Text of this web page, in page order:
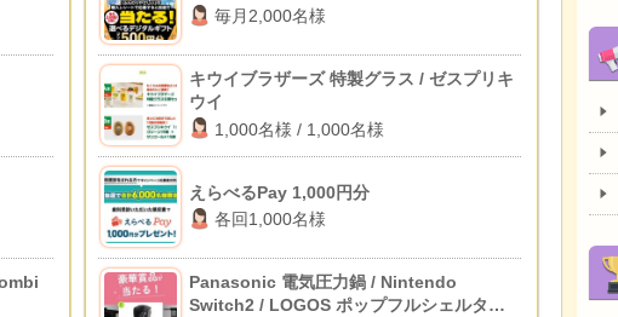
毎月2,000名様
キウイブラザーズ 特製グラス / ゼスプリキ
ウイ
1,000名様 / 1,000名様
えらべるPay 1,000円分
各回1,000名様
Panasonic 電気圧力鍋 / Nintendo
Switch2 / LOGOS ポップフルシェルター